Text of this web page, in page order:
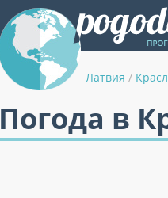
Латвия /
Погода в